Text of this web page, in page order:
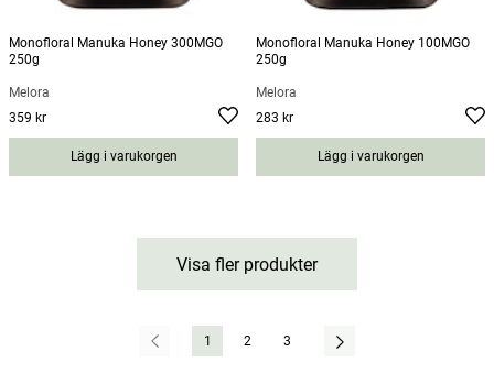
Monofloral Manuka Honey 300MGO
250g
Melora
Pris:
359 kr
Lägg i varukorgen
Monofloral Manuka Honey 100MGO
250g
Melora
Pris:
283 kr
Lägg i varukorgen
Visa fler produkter
1 2 3